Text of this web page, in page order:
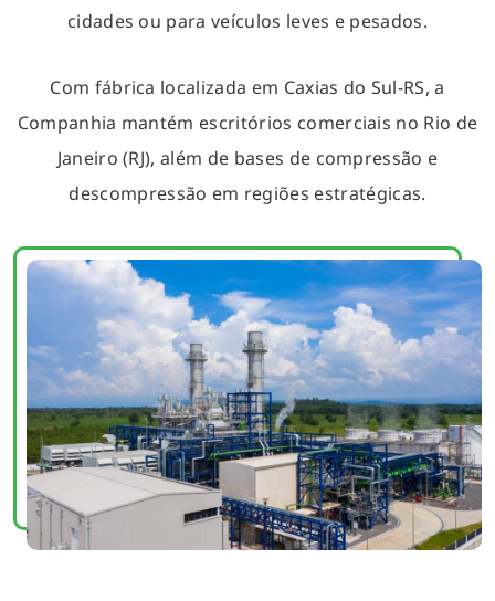
cidades ou para veículos leves e pesados.
Com fábrica localizada em Caxias do Sul-RS, a
Companhia mantém escritórios comerciais no Rio de
Janeiro (RJ), além de bases de compressão e
descompressão em regiões estratégicas.